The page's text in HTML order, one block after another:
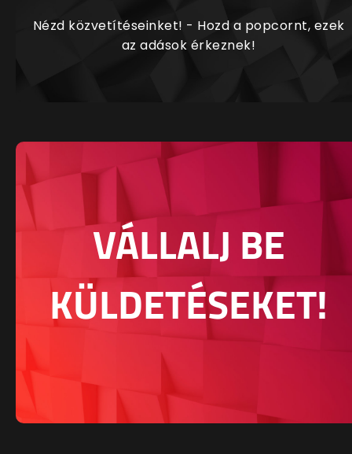
Nézd közvetítéseinket! - Hozd a popcornt, ezek
az adások érkeznek!
VÁLLALJ BE
KÜLDETÉSEKET!